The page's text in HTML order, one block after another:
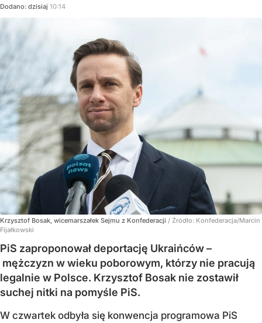
Dodano: dzisiaj 10:14
Krzysztof Bosak, wicemarszałek Sejmu z Konfederacji / Źródło: Konfederacja/Marcin
Fijałkowski
PiS zaproponował deportację Ukraińców –
mężczyzn w wieku poborowym, którzy nie pracują
legalnie w Polsce. Krzysztof Bosak nie zostawił
suchej nitki na pomyśle PiS.
W czwartek odbyła się konwencja programowa PiS